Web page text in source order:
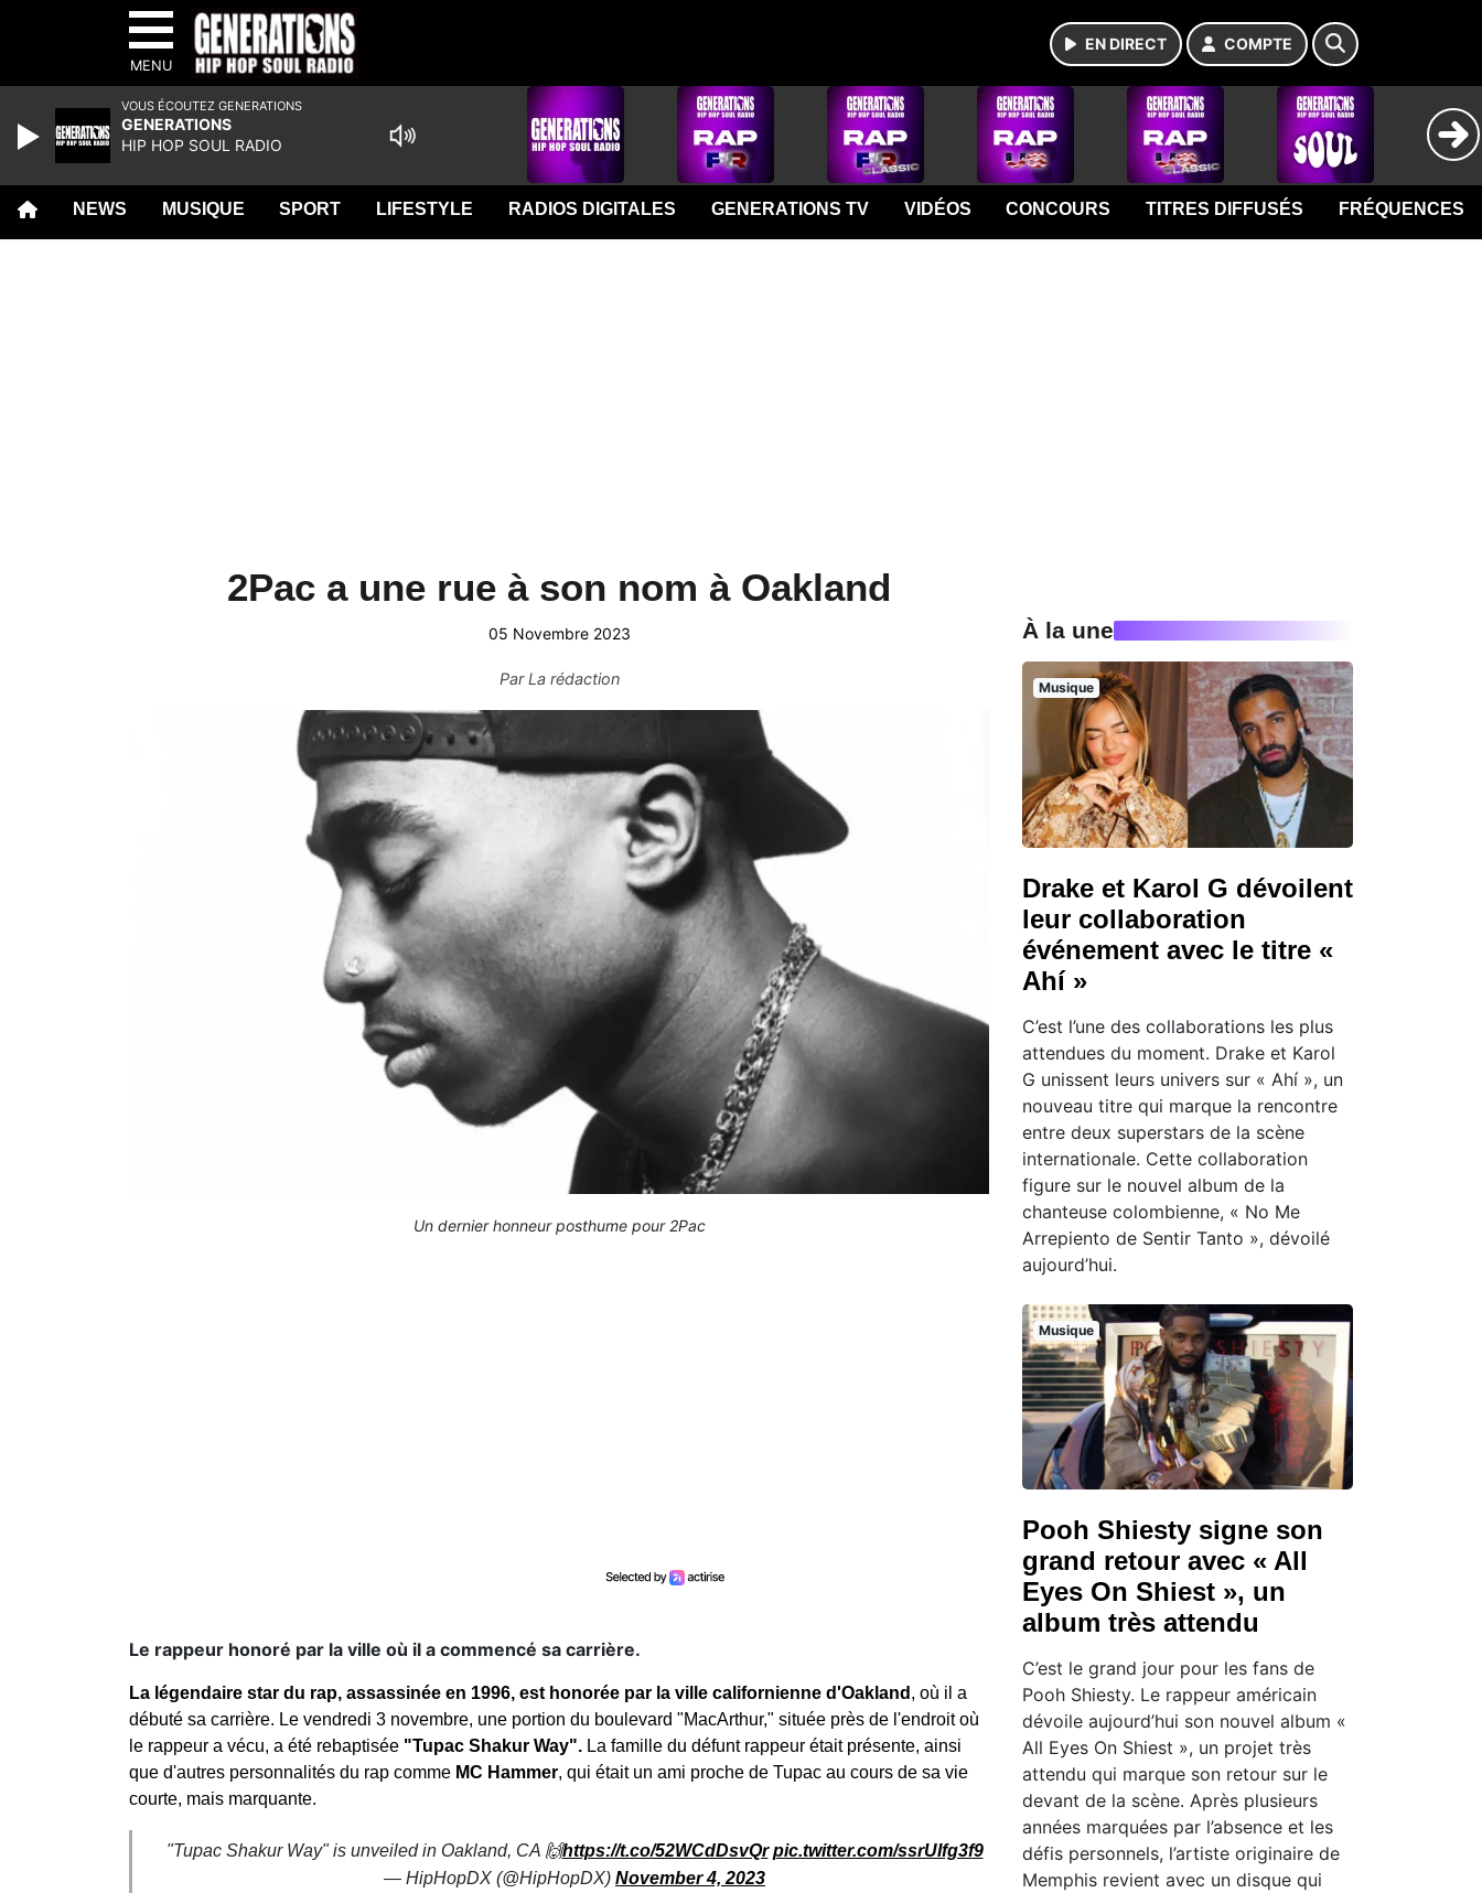
MENU
EN DIRECT COMPTE
NEWS MUSIQUE SPORT LIFESTYLE RADIOS DIGITALES GENERATIONS TV VIDÉOS CONCOURS TITRES DIFFUSÉS FRÉQUENCES
2Pac a une rue à son nom à Oakland
05 Novembre 2023
ParLa rédaction
Un dernier honneur posthume pour 2Pac
Le rappeur honoré par la ville où il a commencé sa carrière.
La légendaire star du rap, assassinée en 1996, est honorée par la ville californienne d'Oakland , où il a
débuté sa carrière. Le vendredi 3 novembre, une portion du boulevard "MacArthur," située près de l'endroit où
le rappeur a vécu, a été rebaptisée "Tupac Shakur Way". La famille du défunt rappeur était présente, ainsi
que d'autres personnalités du rap comme MC Hammer, qui était un ami proche de Tupac au cours de sa vie
courte, mais marquante.
"Tupac Shakur Way" is unveiled in Oakland, CA 🙌https://t.co/52WCdDsvQr pic.twitter.com/ssrUIfg3f9
— HipHopDX (@HipHopDX) November 4, 2023
À la une
Musique
Drake et Karol G dévoilent
leur collaboration
événement avec le titre «
Ahí »
C’est l’une des collaborations les plus
attendues du moment. Drake et Karol
G unissent leurs univers sur « Ahí », un
nouveau titre qui marque la rencontre
entre deux superstars de la scène
internationale. Cette collaboration
figure sur le nouvel album de la
chanteuse colombienne, « No Me
Arrepiento de Sentir Tanto », dévoilé
aujourd’hui.
Musique
Pooh Shiesty signe son
grand retour avec « All
Eyes On Shiest », un
album très attendu
C’est le grand jour pour les fans de
Pooh Shiesty. Le rappeur américain
dévoile aujourd’hui son nouvel album «
All Eyes On Shiest », un projet très
attendu qui marque son retour sur le
devant de la scène. Après plusieurs
années marquées par l’absence et les
défis personnels, l’artiste originaire de
Memphis revient avec un disque qui
VOUS ÉCOUTEZ GENERATIONS
GENERATIONS
HIP HOP SOUL RADIO